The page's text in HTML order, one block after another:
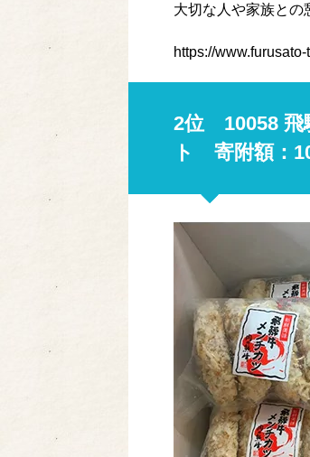
大切な人や家族との
https://
2位 10058 飛
ト 寄附額：